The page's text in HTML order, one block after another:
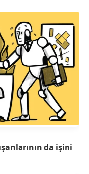
da işini